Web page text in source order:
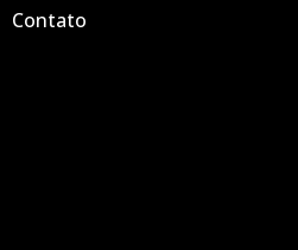
Contato